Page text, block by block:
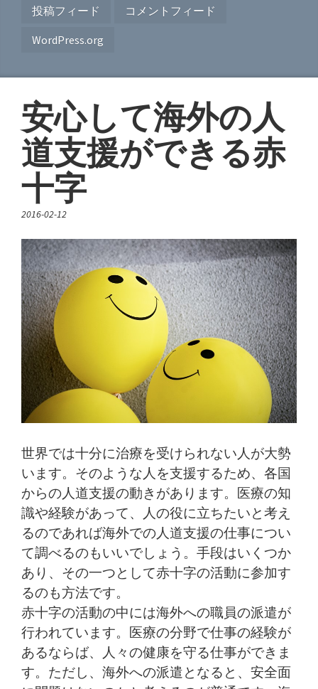
投稿フィード コメントフィード
WordPress.org
安心して海外の人
道支援ができる赤
十字
2016-02-12
世界では十分に治療を受けられない人が大勢
います。そのような人を支援するため、各国
からの人道支援の動きがあります。医療の知
識や経験があって、人の役に立ちたいと考え
るのであれば海外での人道支援の仕事につい
て調べるのもいいでしょう。手段はいくつか
あり、その一つとして赤十字の活動に参加す
るのも方法です。
赤十字の活動の中には海外への職員の派遣が
行われています。医療の分野で仕事の経験が
あるならば、人々の健康を守る仕事ができま
す。ただし、海外への派遣となると、安全面